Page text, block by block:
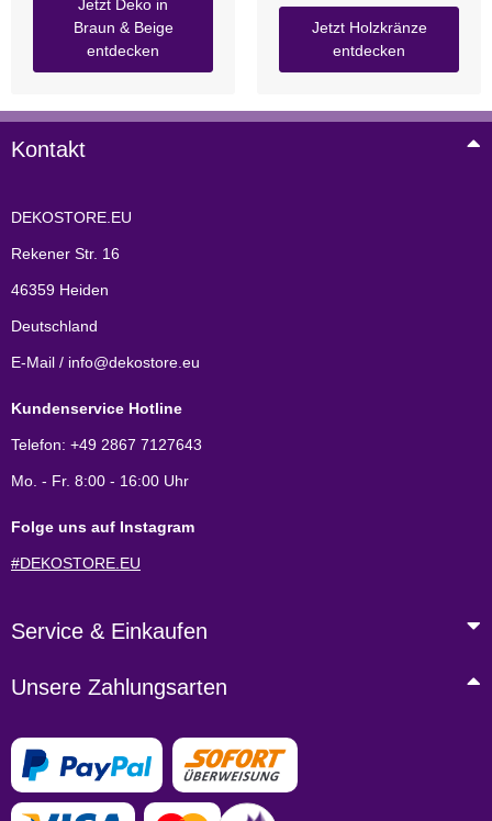
Jetzt Deko in
Braun & Beige
entdecken
Jetzt Holzkränze
entdecken
Kontakt
DEKOSTORE.EU
Rekener Str. 16
46359 Heiden
Deutschland
E-Mail / info@dekostore.eu
Kundenservice Hotline
Telefon: +49 2867 7127643
Mo. - Fr. 8:00 - 16:00 Uhr
Folge uns auf Instagram
#DEKOSTORE.EU
Service & Einkaufen
Unsere Zahlungsarten